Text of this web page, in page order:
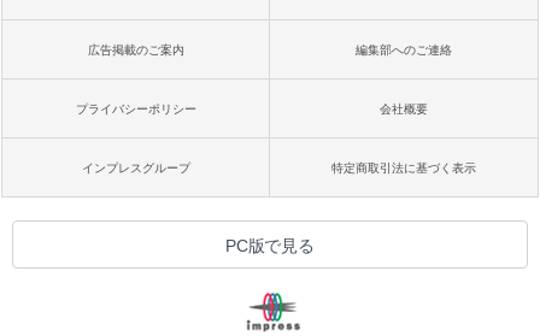
広告掲載のご案内 編集部へのご連絡
プライバシーポリシー 会社概要
インプレスグループ 特定商取引法に基づく表示
PC版で見る